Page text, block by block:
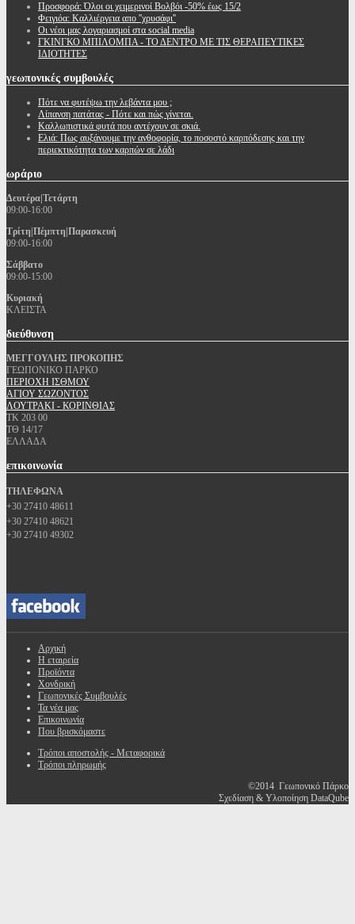
Προσφορά: Όλοι οι χειμερινοί Βολβόι -50% έως 15/2
Φειγιόα: Καλλιέργεια απο ''χρυσάφι''
Oι νέοι μας λογαριασμοί στα social media
ΓΚΙΝΓΚΟ ΜΠΙΛΟΜΠΑ - ΤΟ ΔΕΝΤΡΟ ΜΕ ΤΙΣ ΘΕΡΑΠΕΥΤΙΚΕΣ
ΙΔΙΟΤΗΤΕΣ
γεωπονικές συμβουλές
Πότε να φυτέψω την λεβάντα μου ;
Λίπανση πατάτας - Πότε και πώς γίνεται.
Καλλωπιστικά φυτά που αντέχουν σε σκιά.
Ελιά: Πως αυξάνουμε την ανθοφορία, το ποσοστό καρπόδεσης και την
περιεκτικότητα των καρπών σε λάδι
ωράριο
Δευτέρα|Τετάρτη
09:00-16:00
Τρίτη|Πέμπτη|Παρασκευή
09:00-16:00
Σάββατο
09:00-15:00
Κυριακή
ΚΛΕΙΣΤΑ
διεύθυνση
ΜΕΓΓΟΥΛΗΣ ΠΡΟΚΟΠΗΣ
ΓΕΩΠΟΝΙΚΟ ΠΑΡΚΟ
ΠΕΡΙΟΧΗ ΙΣΘΜΟΥ
ΑΓΙΟΥ ΣΩΖΟΝΤΟΣ
ΛΟΥΤΡΑΚΙ - ΚΟΡΙΝΘΙΑΣ
ΤΚ 203 00
ΤΘ 14/17
ΕΛΛΑΔΑ
επικοινωνία
ΤΗΛΕΦΩΝΑ
+30 27410 48611
+30 27410 48621
+30 27410 49302
Αρχική
Η εταιρεία
Προϊόντα
Χονδρική
Γεωπονικές Συμβουλές
Τα νέα μας
Επικοινωνία
Που βρισκόμαστε
Τρόποι αποστολής - Μεταφορικά
Τρόποι πληρωμής
©2014 Γεωπονικό Πάρκο
Σχεδίαση & Υλοποίηση DataQube